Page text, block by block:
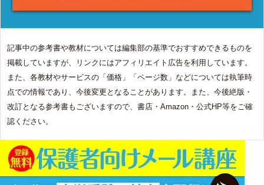
記事中の参考書や教材については編集部の基準でおすすめできるものを
掲載していますが、リンクにはアフィリエイト広告を利用しています。
また、各教材やサービスの「価格」「ページ数」などについては執筆時
点での情報であり、今後変更となることがあります。また、今後絶版・
改訂となる参考書もございますので、書店・Amazon・公式HP等をご確
認ください。